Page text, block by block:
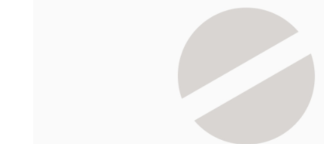
tunnistautua. Apteekki käsittelee tilauksesi, jonka
Siirry reseptilääketilaukseen